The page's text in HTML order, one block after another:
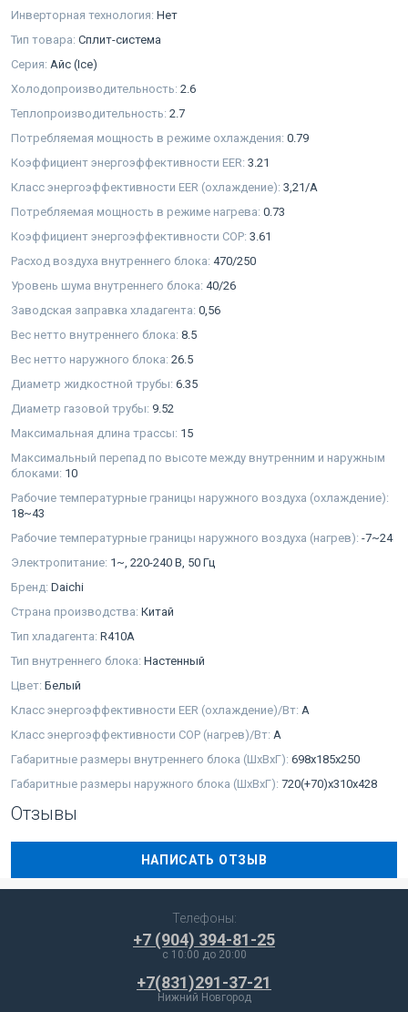
Инверторная технология: Нет
Тип товара: Сплит-система
Серия: Айс (Ice)
Холодопроизводительность: 2.6
Теплопроизводительность: 2.7
Потребляемая мощность в режиме охлаждения: 0.79
Коэффициент энергоэффективности EER: 3.21
Класс энергоэффективности EER (охлаждение): 3,21/A
Потребляемая мощность в режиме нагрева: 0.73
Коэффициент энергоэффективности COP: 3.61
Расход воздуха внутреннего блока: 470/250
Уровень шума внутреннего блока: 40/26
Заводская заправка хладагента: 0,56
Вес нетто внутреннего блока: 8.5
Вес нетто наружного блока: 26.5
Диаметр жидкостной трубы: 6.35
Диаметр газовой трубы: 9.52
Максимальная длина трассы: 15
Максимальный перепад по высоте между внутренним и наружным
блоками: 10
Рабочие температурные границы наружного воздуха (охлаждение):
18~43
Рабочие температурные границы наружного воздуха (нагрев): -7~24
Электропитание: 1~, 220-240 В, 50 Гц
Бренд: Daichi
Страна производства: Китай
Тип хладагента: R410A
Тип внутреннего блока: Настенный
Цвет: Белый
Класс энергоэффективности EER (охлаждение)/Вт: A
Класс энергоэффективности COP (нагрев)/Вт: A
Габаритные размеры внутреннего блока (ШхВхГ): 698x185x250
Габаритные размеры наружного блока (ШхВхГ): 720(+70)x310x428
Отзывы
НАПИСАТЬ ОТЗЫВ
Телефоны:
+7 (904) 394-81-25
c 10:00 до 20:00
+7(831)291-37-21
Нижний Новгород